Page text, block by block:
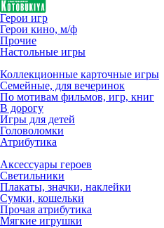
Герои игр
Герои кино, м/ф
Прочие
Настольные игры
Коллекционные карточные игры
Семейные, для вечеринок
По мотивам фильмов, игр, книг
В дорогу
Игры для детей
Головоломки
Атрибутика
Аксессуары героев
Светильники
Плакаты, значки, наклейки
Сумки, кошельки
Прочая атрибутика
Мягкие игрушки